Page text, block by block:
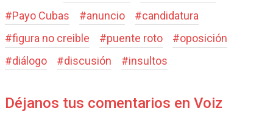
#Payo Cubas #anuncio #candidatura
#figura no creible #puente roto #oposición
#diálogo #discusión #insultos
Déjanos tus comentarios en Voiz